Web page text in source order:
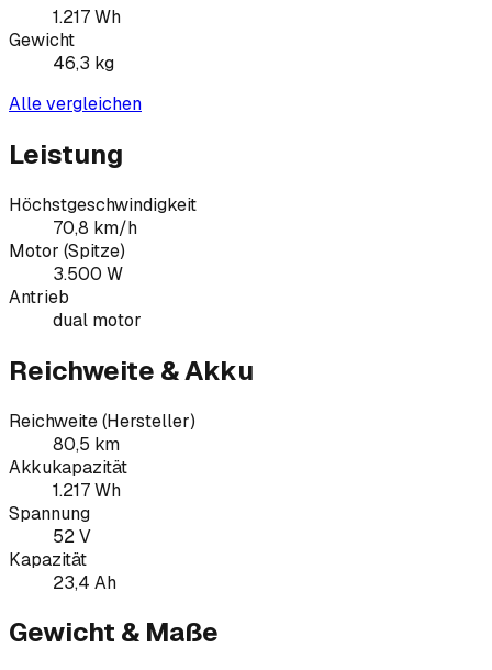
1.217Wh
Gewicht
46,3 kg
Alle vergleichen
Leistung
Höchstgeschwindigkeit
70,8 km/h
Motor (Spitze)
3.500 W
Antrieb
dual motor
Reichweite & Akku
Reichweite (Hersteller)
80,5 km
Akkukapazität
1.217 Wh
Spannung
52 V
Kapazität
23,4 Ah
Gewicht & Maße